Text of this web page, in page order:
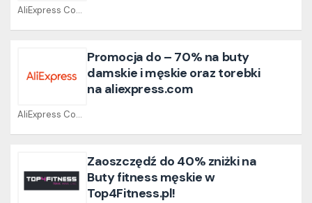
AliExpress Coupons
AliExpress Coupons
Promocja do – 70% na buty
damskie i męskie oraz torebki
na aliexpress.com
Zaoszczędź do 40% zniżki na
Buty fitness męskie w
Top4Fitness.pl!